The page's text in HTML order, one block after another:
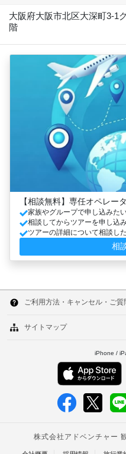
大阪府大阪市北区大深町3-
階
【相談無料】専任オペレー
家族やグループで申し込みた
相談してからツアーを申し込
ツアーの詳細について相談し
相